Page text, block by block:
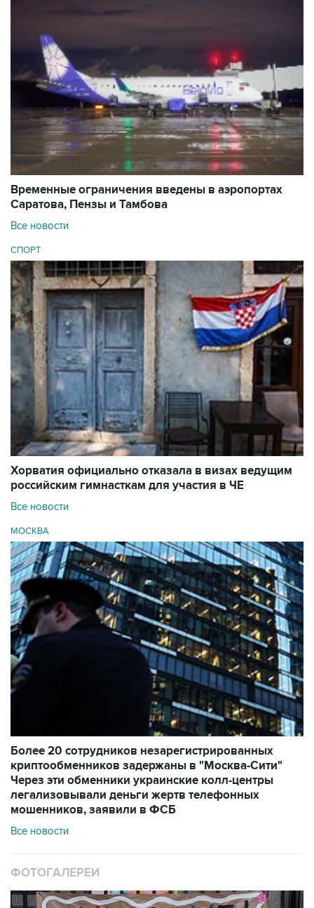
Временные ограничения введены в аэропортах
Саратова, Пензы и Тамбова
Все новости
СПОРТ
Хорватия официально отказала в визах ведущим
российским гимнасткам для участия в ЧЕ
Все новости
МОСКВА
Более 20 сотрудников незарегистрированных
криптообменников задержаны в "Москва-Сити"
Через эти обменники украинские колл-центры
легализовывали деньги жертв телефонных
мошенников, заявили в ФСБ
Все новости
ФОТОГАЛЕРЕИ